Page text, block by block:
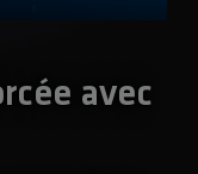
avec